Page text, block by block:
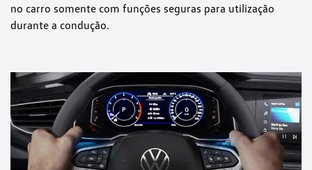
no carro somente com funções seguras para utilização
durante a condução.